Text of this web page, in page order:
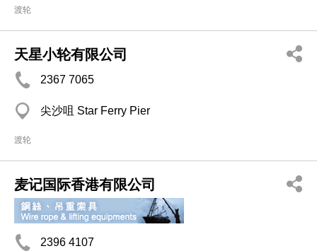
渡轮
天星小轮有限公司
2367 7065
尖沙咀 Star Ferry Pier
渡轮
麦记国际香港有限公司
2396 4107